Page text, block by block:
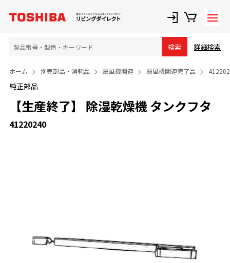
検索 詳細検索
ホーム 別売部品・消耗品 扇風機関連 扇風機関連完了品
純正部品
【生産終了】 除湿乾燥機 タンクフタ
41220240